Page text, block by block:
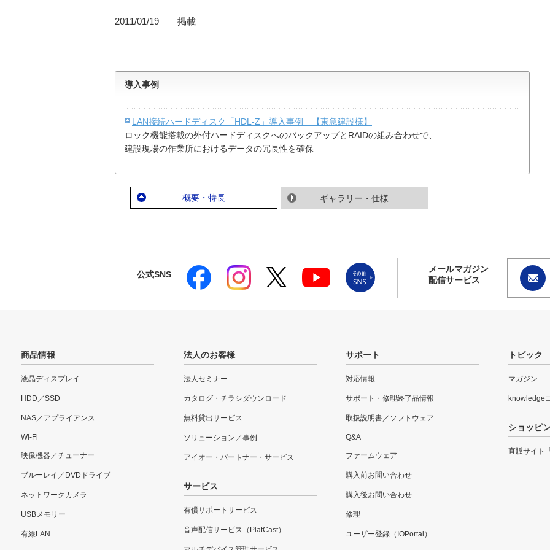
2011/01/19 掲載
導入事例
LAN接続ハードディスク「HDL-Z」導入事例 【東急建設様】
ロック機能搭載の外付ハードディスクへのバックアップとRAIDの組み合わせで、
建設現場の作業所におけるデータの冗長性を確保
概要・特長 ギャラリー・仕様
公式SNS
メールマガジン
配信サービス
商品情報
液晶ディスプレイ
HDD／SSD
NAS／アプライアンス
Wi-Fi
映像機器／チューナー
ブルーレイ／DVDドライブ
ネットワークカメラ
USBメモリー
有線LAN
法人のお客様
法人セミナー
カタログ・チラシダウンロード
無料貸出サービス
ソリューション／事例
アイオー・パートナー・サービス
サービス
有償サポートサービス
音声配信サービス（PlatCast）
サポート
対応情報
サポート・修理終了品情報
取扱説明書／ソフトウェア
Q&A
ファームウェア
購入前お問い合わせ
購入後お問い合わせ
修理
ユーザー登録（IOPortal）
トピック
マガジン
knowledge
ショッピ
直販サイト